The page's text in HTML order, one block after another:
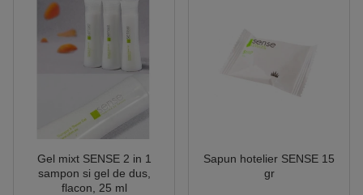
Gel mixt SENSE 2 in 1
sampon si gel de dus,
flacon, 25 ml
Sapun hotelier SENSE 15
gr